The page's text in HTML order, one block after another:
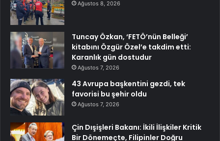
Ağustos 8, 2026
Tuncay Özkan, ‘FETÖ’nün Belleği’
kitabını Özgür Özel’e takdim etti:
Karanlık gün dostudur
Ağustos 7, 2026
43 Avrupa başkentini gezdi, tek
favorisi bu şehir oldu
Ağustos 7, 2026
Çin Dışişleri Bakanı: İkili İlişkiler Kritik
Bir Dönemeçte, Filipinler Doğru